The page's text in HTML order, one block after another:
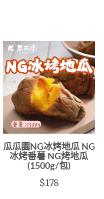
瓜瓜園NG冰烤地瓜 NG
冰烤番薯 NG烤地瓜
(1500g/包)
$178